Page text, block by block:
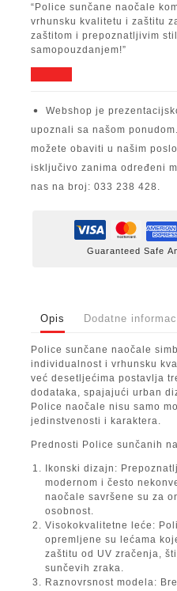
“Police sunčane naočale
vrhunsku kvalitetu i zaštitu
zaštitom i prepoznatljivim
samopouzdanjem!”
Webshop je
upoznali sa našom
možete obaviti u našim
isključivo zanima određeni
nas na broj: 033 238 428.
Guaranteed Safe
Opis Dodatne
Police sunčane naočale
individualnost i vrhunsku
već desetljećima postavlja
dodataka, spajajući urban
Police naočale nisu samo
jedinstvenosti i karaktera.
Prednosti Police sunčanih
Ikonski dizajn:
modernom i često
naočale savršene su za
osobnost.
Visokokvalitetne leće:
opremljene su lećama
zaštitu od UV zračenja,
sunčevih zraka.
Raznovrsnost modela: